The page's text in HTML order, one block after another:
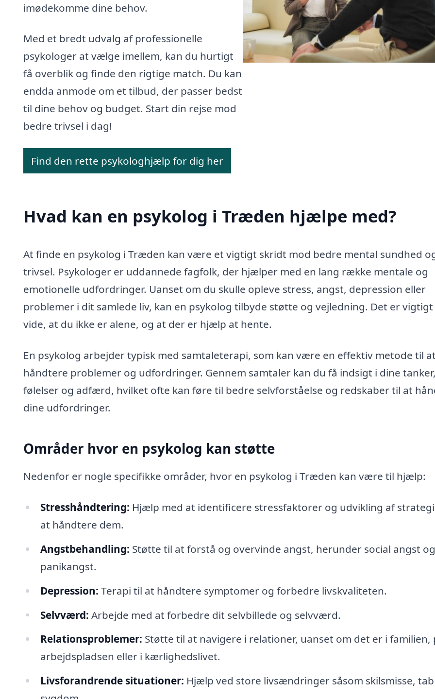
imødekomme dine behov.
Med et bredt udvalg af professionelle
psykologer at vælge imellem, kan du hurtigt
få overblik og finde den rigtige match. Du kan
endda anmode om et tilbud, der passer bedst
til dine behov og budget. Start din rejse mod
bedre trivsel i dag!
Find den rette psykologhjælp for dig her
Hvad kan en psykolog i Træden hjælpe med?
At finde en psykolog i Træden kan være et vigtigt skridt mod bedre mental sundhed
trivsel. Psykologer er uddannede fagfolk, der hjælper med en lang række mentale og
emotionelle udfordringer. Uanset om du skulle opleve stress, angst, depression eller
problemer i dit samlede liv, kan en psykolog tilbyde støtte og vejledning. Det er
vide, at du ikke er alene, og at der er hjælp at hente.
En psykolog arbejder typisk med samtaleterapi, som kan være en effektiv metode til at
håndtere problemer og udfordringer. Gennem samtaler kan du få indsigt i dine tanker,
følelser og adfærd, hvilket ofte kan føre til bedre selvforståelse og redskaber til at
dine udfordringer.
Områder hvor en psykolog kan støtte
Nedenfor er nogle specifikke områder, hvor en psykolog i Træden kan være til hjælp:
Stresshåndtering: Hjælp med at identificere stressfaktorer og udvikling af
at håndtere dem.
Angstbehandling: Støtte til at forstå og overvinde angst, herunder social angst og
panikangst.
Depression: Terapi til at håndtere symptomer og forbedre livskvaliteten.
Selvværd: Arbejde med at forbedre dit selvbillede og selvværd.
Relationsproblemer: Støtte til at navigere i relationer, uanset om det er i familien,
arbejdspladsen eller i kærlighedslivet.
Livsforandrende situationer: Hjælp ved store livsændringer såsom skilsmisse,